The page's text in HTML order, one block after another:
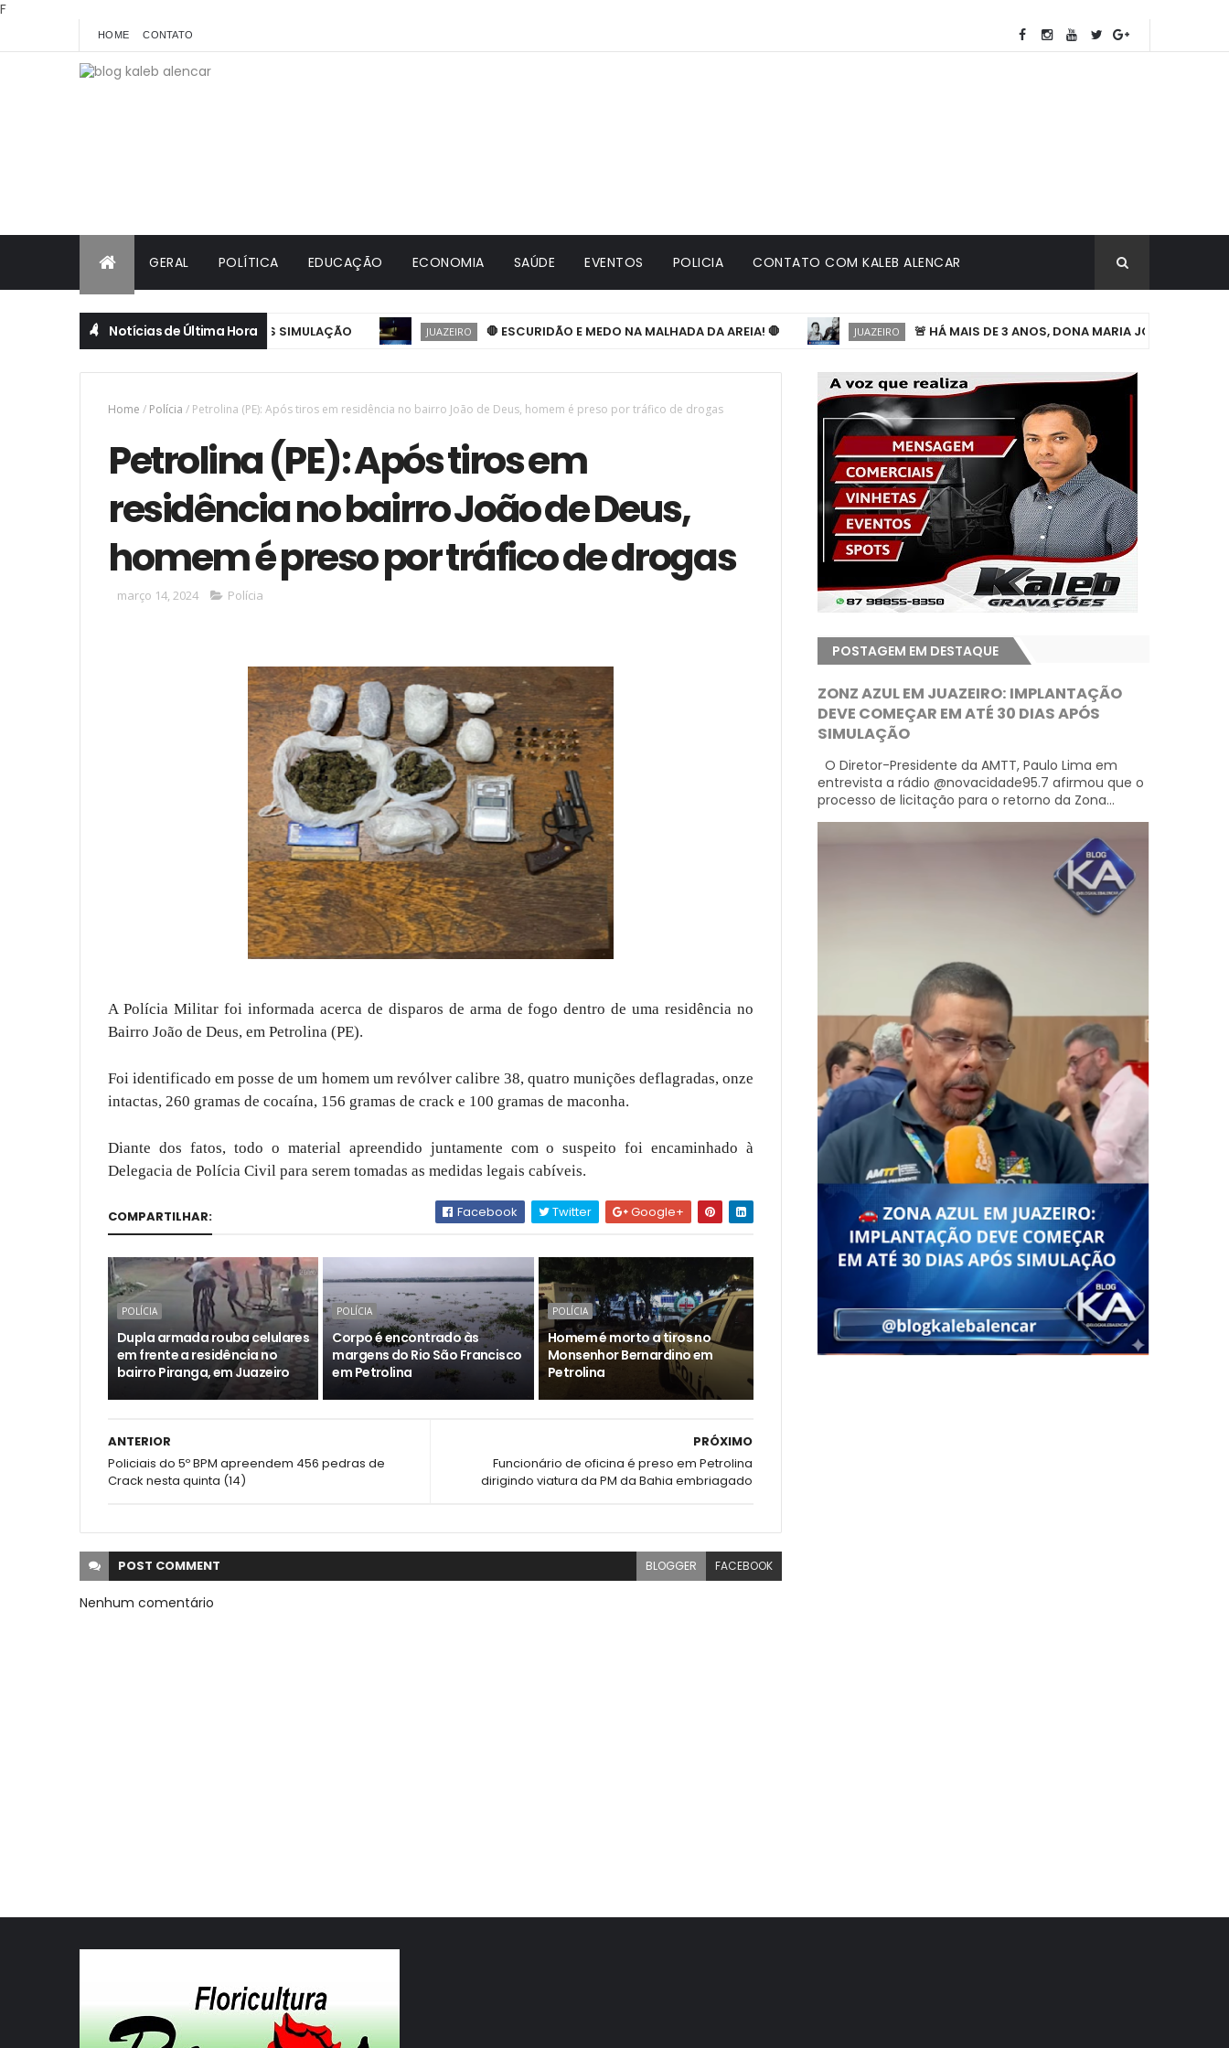
F
HOME CONTATO
GERAL POLÍTICA EDUCAÇÃO ECONOMIA SAÚDE EVENTOS POLICIA CONTATO COM KALEB ALENCAR
Notícias de Última Hora
DEVE COMEÇAR EM ATÉ 30 DIAS APÓS SIMULAÇÃO JUAZEIRO 🛑 ESCURIDÃO E MEDO NA MALHADA DA AREIA! 🛑 JUAZEIRO 🚨 HÁ MAIS DE 3 ANOS, DONA MARIA JOSÉ AGUARDA
Home / Polícia / Petrolina (PE): Após tiros em residência no bairro João de Deus, homem é preso por tráfico de drogas
Petrolina (PE): Após tiros em
residência no bairro João de Deus,
homem é preso por tráfico de drogas
março 14, 2024 Polícia
A Polícia Militar foi informada acerca de disparos de arma de fogo dentro de uma residência no
Bairro João de Deus, em Petrolina (PE).
Foi identificado em posse de um homem um revólver calibre 38, quatro munições deflagradas, onze
intactas, 260 gramas de cocaína, 156 gramas de crack e 100 gramas de maconha.
Diante dos fatos, todo o material apreendido juntamente com o suspeito foi encaminhado à
Delegacia de Polícia Civil para serem tomadas as medidas legais cabíveis.
COMPARTILHAR: Facebook Twitter Google+
POLÍCIA
Dupla armada rouba celulares
em frente a residência no
bairro Piranga, em Juazeiro
POLÍCIA
Corpo é encontrado às
margens do Rio São Francisco
em Petrolina
POLÍCIA
Homem é morto a tiros no
Monsenhor Bernardino em
Petrolina
PRÓXIMO
Funcionário de oficina é preso em Petrolina
dirigindo viatura da PM da Bahia embriagado
ANTERIOR
Policiais do 5º BPM apreendem 456 pedras de
Crack nesta quinta (14)
POST COMMENT BLOGGER FACEBOOK
Nenhum comentário
POSTAGEM EM DESTAQUE
ZONZ AZUL EM JUAZEIRO: IMPLANTAÇÃO
DEVE COMEÇAR EM ATÉ 30 DIAS APÓS
SIMULAÇÃO
O Diretor-Presidente da AMTT, Paulo Lima em
entrevista a rádio @novacidade95.7 afirmou que o
processo de licitação para o retorno da Zona...